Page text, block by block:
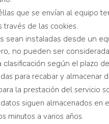
que se envían al equipo
de las cookies.
sean instaladas desde un
no pueden ser
según el plazo
para recabar y
la prestación del servicio
siguen almacenados
minutos a varios años.